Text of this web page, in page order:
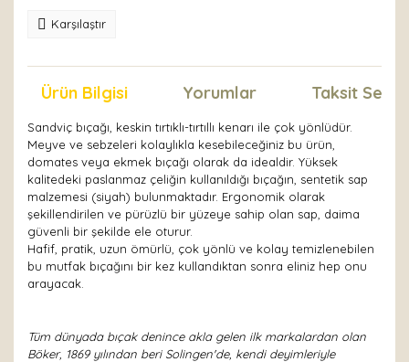
Karşılaştır
Ürün Bilgisi Yorumlar Taksit
Sandviç bıçağı, keskin tırtıklı-tırtıllı kenarı ile çok yönlüdür.
Meyve ve sebzeleri kolaylıkla kesebileceğiniz bu ürün,
domates veya ekmek bıçağı olarak da idealdir. Yüksek
kalitedeki paslanmaz çeliğin kullanıldığı bıçağın, sentetik sap
malzemesi (siyah) bulunmaktadır. Ergonomik olarak
şekillendirilen ve pürüzlü bir yüzeye sahip olan sap, daima
güvenli bir şekilde ele oturur.
Hafif, pratik, uzun ömürlü, çok yönlü ve kolay temizlenebilen
bu mutfak bıçağını bir kez kullandıktan sonra eliniz hep onu
arayacak.
Tüm dünyada bıçak denince akla gelen ilk markalardan olan
Böker, 1869 yılından beri Solingen'de, kendi deyimleriyle